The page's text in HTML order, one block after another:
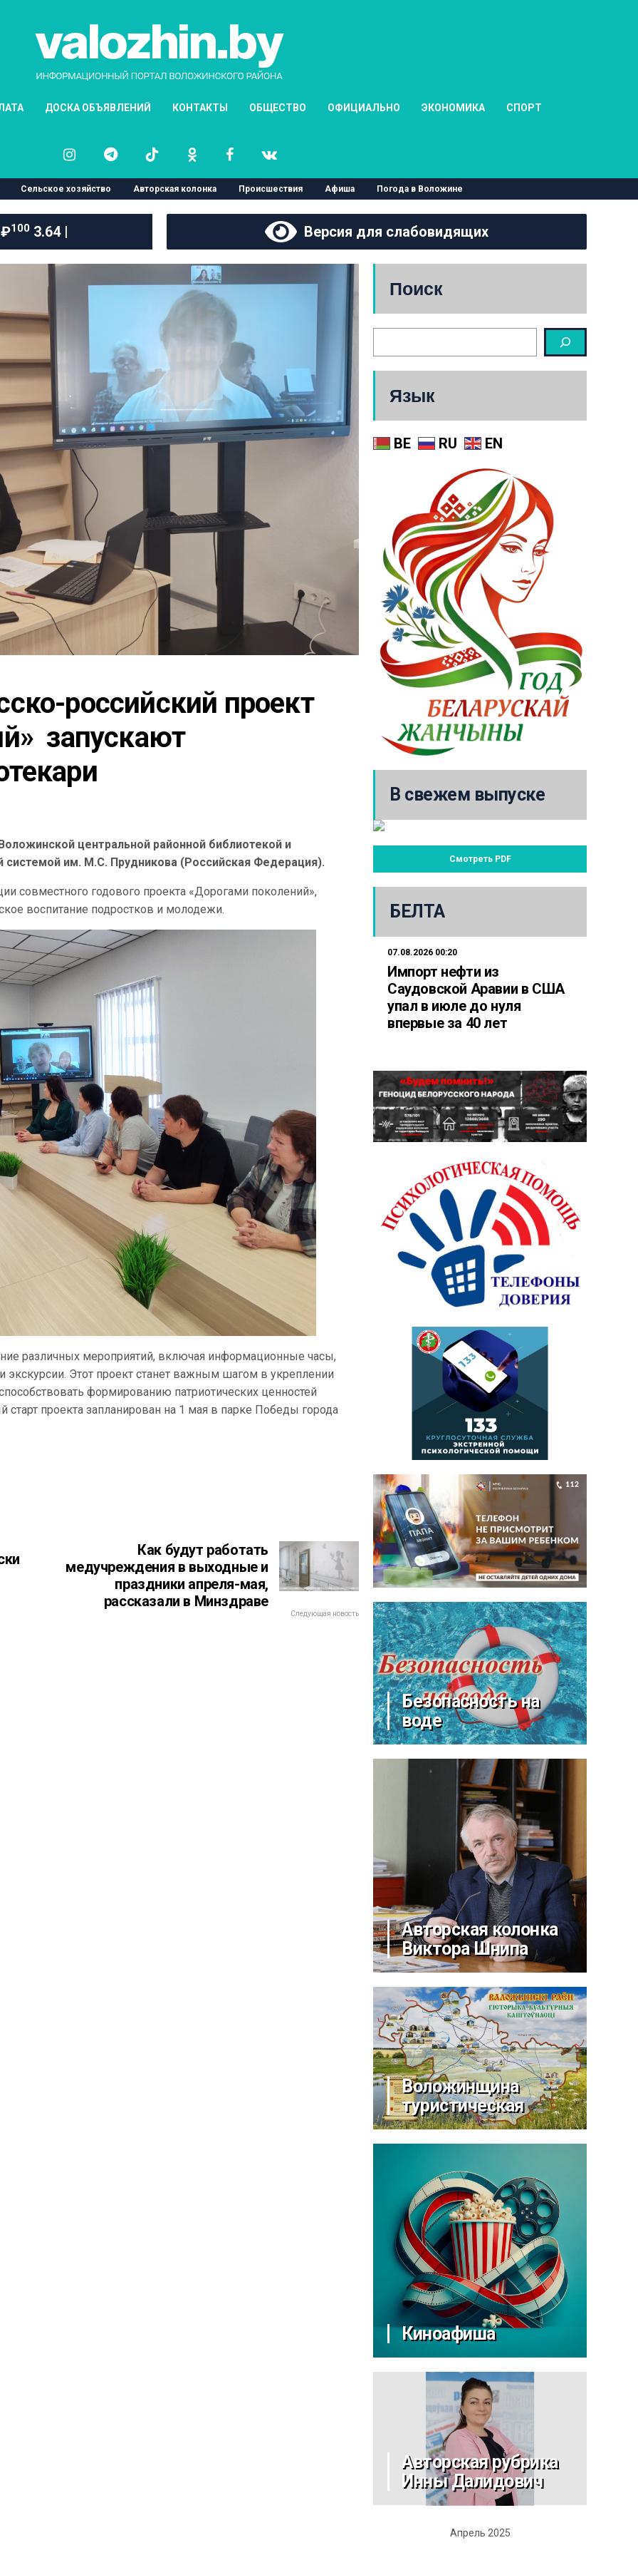
ДОСКА ОБЪЯВЛЕНИЙ КОНТАКТЫ ОБЩЕСТВО ОФИЦИАЛЬНО ЭКОНОМИКА СПОРТ
Сельское хозяйство Авторская колонка Происшествия Афиша Погода в Воложине
1003.64 | Версия для слабовидящих
российский проект
запускают
центральной районной библиотекой и
системой им. М.С. Прудникова (Российская Федерация).
совместного годового проекта «Дорогами поколений»,
воспитание подростков и молодежи.
различных мероприятий, включая информационные часы,
Этот проект станет важным шагом в укреплении
формированию патриотических ценностей
проекта запланирован на 1 мая в парке Победы города
Как будут работать
медучреждения в выходные и
праздники апреля-мая,
рассказали в Минздраве
Следующая новость
Поиск
Язык
BE RU EN
В свежем выпуске
Смотреть PDF
БЕЛТА
07.08.2026 00:20
Импорт нефти из
Саудовской Аравии в США
упал в июле до нуля
впервые за 40 лет
Безопасность на
воде
Авторская колонка
Виктора Шнипа
Воложинщина
туристическая
Киноафиша
Авторская рубрика
Инны Далидович
Апрель 2025